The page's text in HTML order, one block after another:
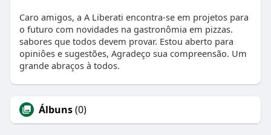
Caro amigos, a A Liberati encontra-se em projetos para
o futuro com novidades na gastronômia em pizzas.
sabores que todos devem provar. Estou aberto para
opiniôes e sugestões, Agradeço sua compreensão. Um
grande abraços à todos.
Álbuns(0)